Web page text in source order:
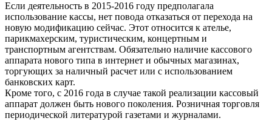
Если деятельность в 2015-2016 году предполагала
использование кассы, нет повода отказаться от перехода на
новую модификацию сейчас. Этот относится к ателье,
парикмахерским, туристическим, концертным и
транспортным агентствам. Обязательно наличие кассового
аппарата нового типа в интернет и обычных магазинах,
торгующих за наличный расчет или с использованием
банковских карт.
Кроме того, с 2016 года в случае такой реализации кассовый
аппарат должен быть нового поколения. Розничная торговля
периодической литературой газетами и журналами.